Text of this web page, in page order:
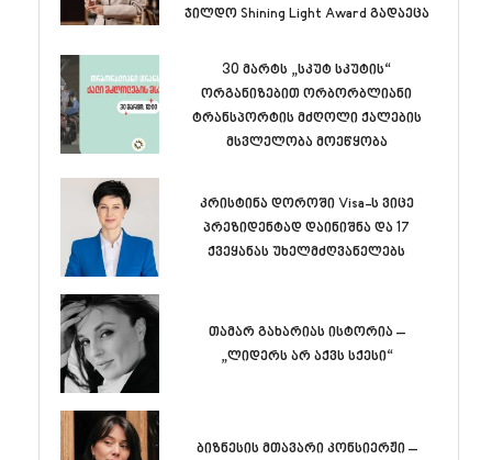
ჯილდო Shining Light Award გადაეცა
30 მარტს „სკუტ სკუტის“
ორგანიზებით ორბორბლიანი
ტრანსპორტის მძღოლი ქალების
მსვლელობა მოეწყობა
კრისტინა დოროში Visa-ს ვიცე
პრეზიდენტად დაინიშნა და 17
ქვეყანას უხელმძღვანელებს
თამარ გახარიას ისტორია –
„ლიდერს არ აქვს სქესი“
ბიზნესის მთავარი კონსიერჟი –